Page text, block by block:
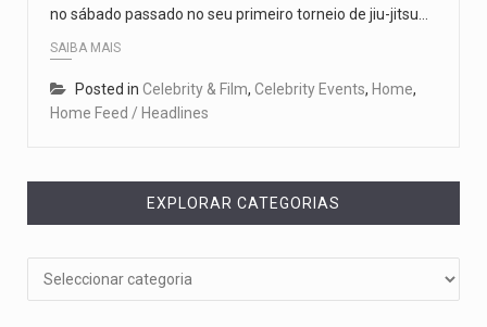
no sábado passado no seu primeiro torneio de jiu-jitsu…
SAIBA MAIS
Posted in Celebrity & Film, Celebrity Events, Home,
Home Feed / Headlines
EXPLORAR CATEGORIAS